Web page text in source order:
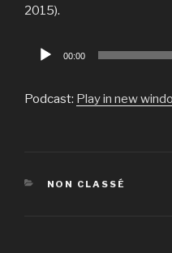
2015).
Lecteur
00:00
Podcast: Play in new
CATÉGORIES
NON CLASSÉ